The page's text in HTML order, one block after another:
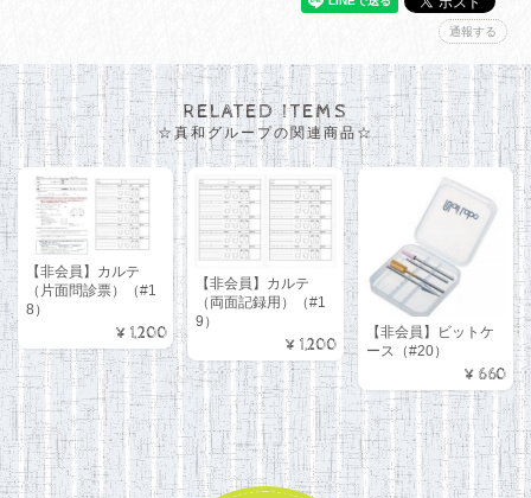
通報する
RELATED ITEMS
☆真和グループの関連商品☆
【非会員】カルテ
（片面問診票）（#1
8）
¥1,200
【非会員】カルテ
（両面記録用）（#1
9）
¥1,200
【非会員】ビットケ
ース（#20）
¥660